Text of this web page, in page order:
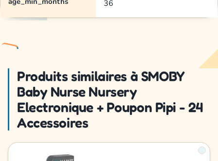
36
Produits similaires à SMOBY
Baby Nurse Nursery
Electronique + Poupon Pipi - 24
Accessoires